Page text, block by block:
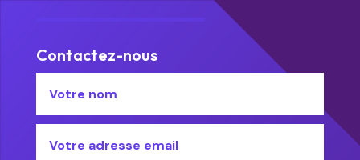
Contactez-nous